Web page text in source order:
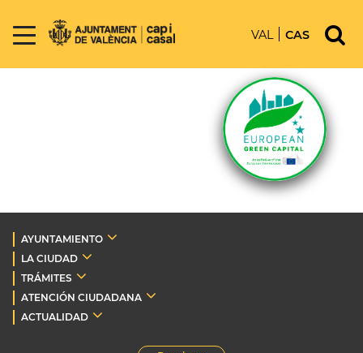
VAL CAS
AYUNTAMIENTO
LA CIUDAD
TRÁMITES
ATENCIÓN CIUDADANA
ACTUALIDAD